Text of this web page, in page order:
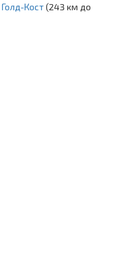
Голд-Кост (243 км до